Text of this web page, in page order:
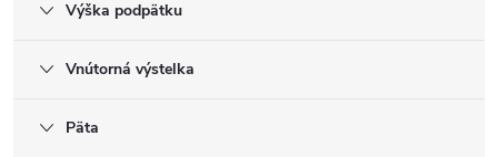
Výška podpätku
Vnútorná výstelka
Päta